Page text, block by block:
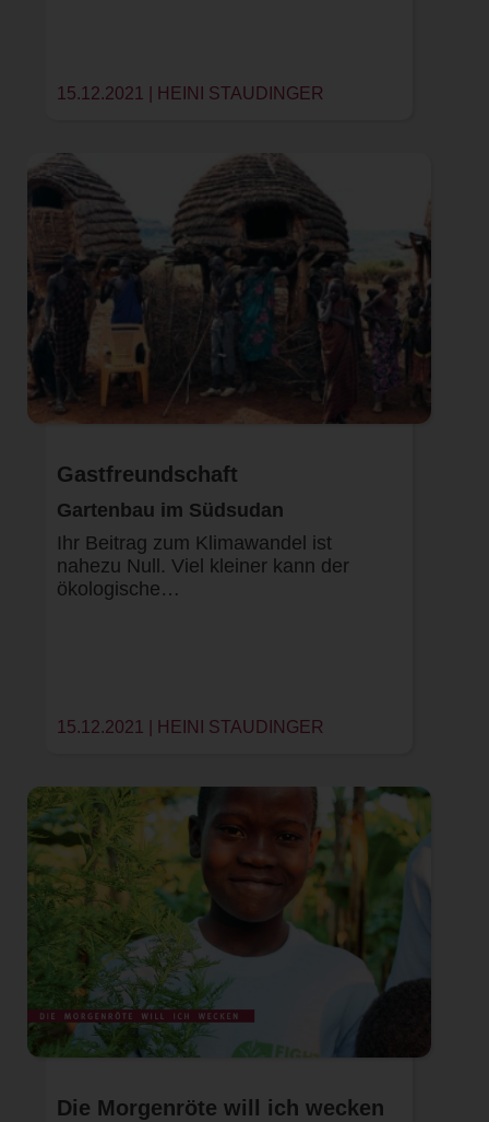
15.12.2021 | HEINI STAUDINGER
Gastfreundschaft
Gartenbau im Südsudan
Ihr Beitrag zum Klimawandel ist
nahezu Null. Viel kleiner kann der
ökologische…
15.12.2021 | HEINI STAUDINGER
Die Morgenröte will ich wecken